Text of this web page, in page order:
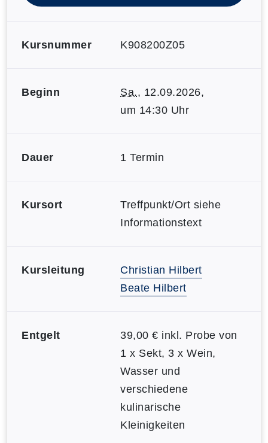
Kursnummer K908200Z05
Beginn Sa., 12.09.2026,
um 14:30 Uhr
Dauer 1 Termin
Kursort
Treffpunkt/Ort siehe
Informationstext
Kursleitung
Christian Hilbert
Beate Hilbert
Entgelt
39,00 € inkl. Probe von
1 x Sekt, 3 x Wein,
Wasser und
verschiedene
kulinarische
Kleinigkeiten